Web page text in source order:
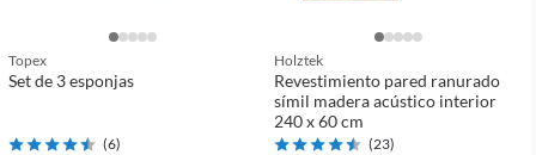
Topex
Set de 3 esponjas
(6)
Holztek
Revestimiento pared ranurado
símil madera acústico interior
240 x 60 cm
(23)